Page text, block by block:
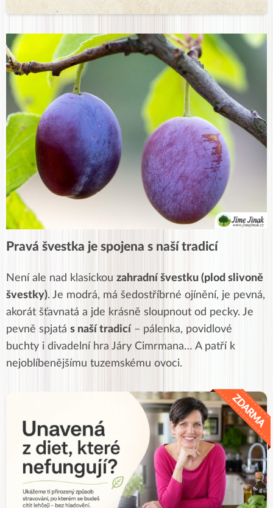
Pravá švestka je spojena s naší tradicí
Není ale nad klasickou zahradní švestku (plod slivoně
švestky). Je modrá, má šedostříbrné ojínění, je pevná,
akorát šťavnatá a jde krásně sloupnout od pecky. Je
pevně spjatá s naší tradicí – pálenka, povidlové
buchty i divadelní hra Járy Cimrmana… A patří k
nejoblíbenějšímu tuzemskému ovoci.